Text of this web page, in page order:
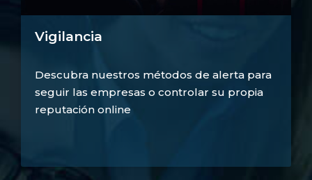
Vigilancia
Descubra nuestros métodos de alerta para
seguir las empresas o controlar su propia
reputación online